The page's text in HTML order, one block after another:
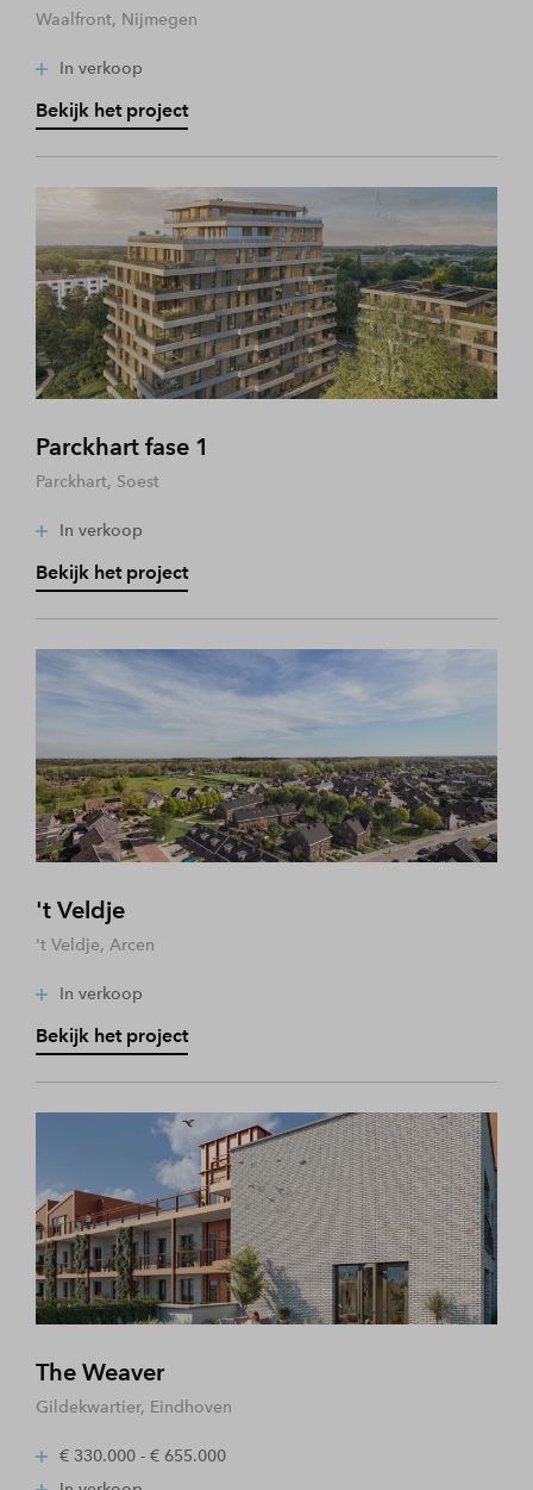
Waalfront, Nijmegen
In verkoop
Bekijk het project
Parckhart fase 1
Parckhart, Soest
In verkoop
Bekijk het project
't Veldje
't Veldje, Arcen
In verkoop
Bekijk het project
The Weaver
Gildekwartier, Eindhoven
€ 330.000 - € 655.000